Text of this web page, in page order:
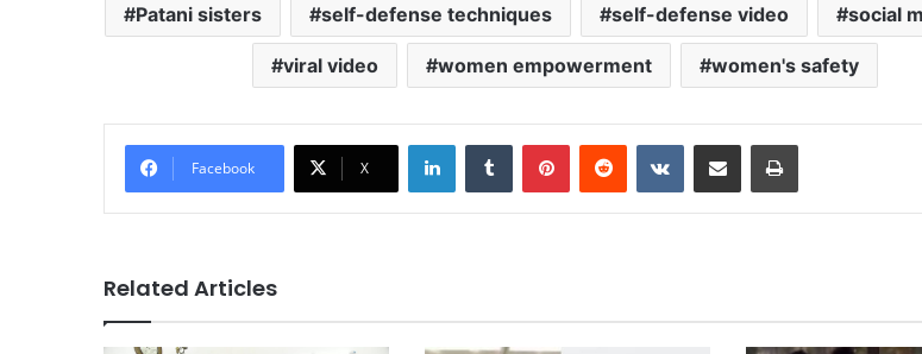
Patani sisters self-defense techniques self-defense video social
viral video women empowerment women's safety
Facebook X
LinkedInTumblr PinterestReddit VKontakteShare via Email Print
Related Articles